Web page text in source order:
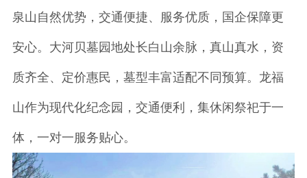
泉山自然优势，交通便捷、服务优质，国企保障更
安心。大河贝墓园地处长白山余脉，真山真水，资
质齐全、定价惠民，墓型丰富适配不同预算。龙福
山作为现代化纪念园，交通便利，集休闲祭祀于一
体，一对一服务贴心。